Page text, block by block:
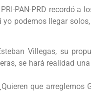
PAN-PRD recordó a
podemos llegar
Villegas, su
se hará realidad
que arreglemos